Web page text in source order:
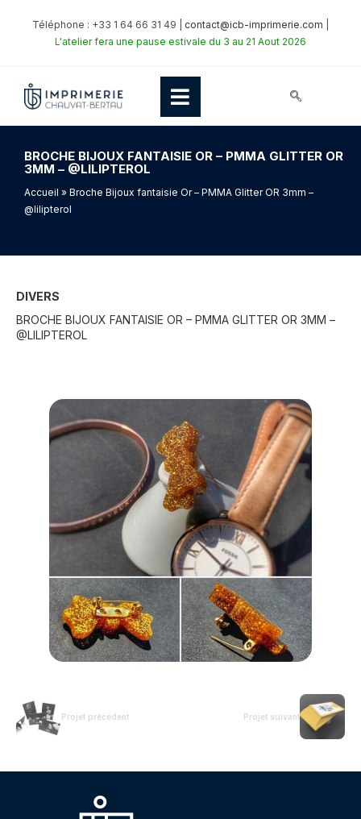
Téléphone : +33 1 64 66 31 49 | contact@icb-imprimerie.com
L'atelier fera une pause estivale du 3 au 21 Aout 2026
BROCHE BIJOUX FANTAISIE OR – PMMA GLITTER OR
3MM – @LILIPTEROL
Accueil » Broche Bijoux fantaisie Or – PMMA Glitter OR 3mm –
@lilipterol
DIVERS
BROCHE BIJOUX FANTAISIE OR – PMMA GLITTER OR 3MM –
@LILIPTEROL
Projet précédent Projet suivant